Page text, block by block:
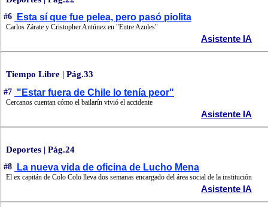
#6 Esta sí que fue pelea, pero pasó piolita
Carlos Zárate y Cristopher Antúnez en "Entre Azules"
Asistente IA
Tiempo Libre | Pág.33
#7 "Estar fuera de Chile lo tenía peor"
Cercanos cuentan cómo el bailarín vivió el accidente
Asistente IA
Deportes | Pág.24
#8 La nueva vida de oficina de Lucho Mena
El ex capitán de Colo Colo lleva dos semanas encargado del área social de la institución
Asistente IA